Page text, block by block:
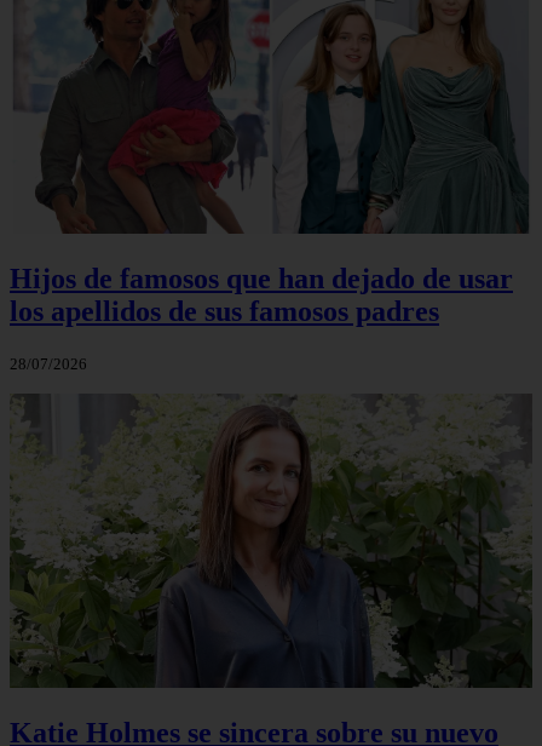
Hijos de famosos que han dejado de usar
los apellidos de sus famosos padres
28/07/2026
Katie Holmes se sincera sobre su nuevo